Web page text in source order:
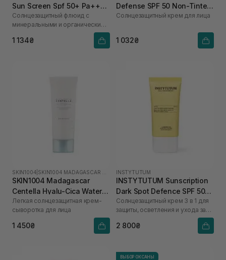
Sun Screen Spf 50+ Pa++++
50 мл
Солнцезащитный флюид с
минеральными и органическими
1 134₴
Defense SPF 50 Non-Tinted
15 мл
Солнцезащитный крем для лица
1 032₴
SKIN1004
SKIN1004 Madagascar
Centella Hyalu-Cica Water-
Fit Sun Serum SPF50+
PA++++ 100 мл
Легкая солнцезащитная крем-
сыворотка для лица
1 450₴
INSTYTUTUM
INSTYTUTUM Sunscription
Dark Spot Defence SPF 50
NEW 50 мл
Солнцезащитный крем 3 в 1 для
защиты, осветления и ухода за
2 800₴
ВЫБОР ОКСАНЫ